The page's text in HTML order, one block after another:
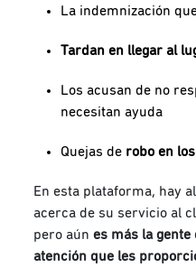
La indemnización
Tardan en llegar al
Los acusan de no
necesitan ayuda
Quejas de robo en
En esta plataforma, hay
acerca de su servicio al
pero aúnes más la
atención que les